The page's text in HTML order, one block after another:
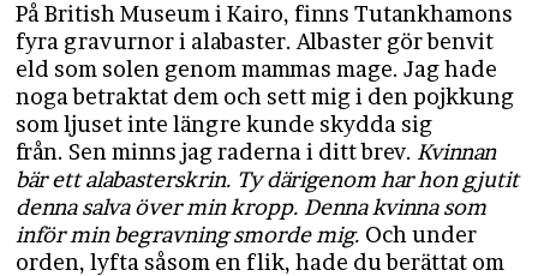
På British Museum i Kairo, finns Tutankhamons
fyra gravurnor i alabaster. Albaster gör benvit
eld som solen genom mammas mage. Jag hade
noga betraktat dem och sett mig i den pojkkung
som ljuset inte längre kunde skydda sig
från. Sen minns jag raderna i ditt brev. Kvinnan
bär ett alabasterskrin. Ty därigenom har hon gjutit
denna salva över min kropp. Denna kvinna som
inför min begravning smorde mig. Och under
orden, lyfta såsom en flik, hade du berättat om